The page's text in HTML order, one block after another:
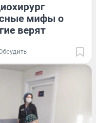
мифы о
верят